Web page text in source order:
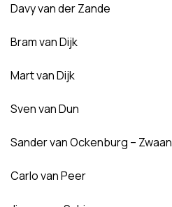
Davy van der Zande
Bram van Dijk
Mart van Dijk
Sven van Dun
Sander van Ockenburg – Zwaan
Carlo van Peer